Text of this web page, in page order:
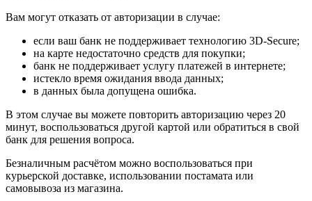
Вам могут отказать от авторизации в случае:
если ваш банк не поддерживает технологию 3D-Secure;
на карте недостаточно средств для покупки;
банк не поддерживает услугу платежей в интернете;
истекло время ожидания ввода данных;
в данных была допущена ошибка.
В этом случае вы можете повторить авторизацию через 20
минут, воспользоваться другой картой или обратиться в свой
банк для решения вопроса.
Безналичным расчётом можно воспользоваться при
курьерской доставке, использовании постамата или
самовывоза из магазина.